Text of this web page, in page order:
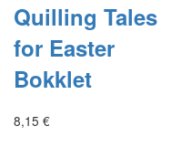
Quilling Tales
for Easter
Bokklet
8,15 €